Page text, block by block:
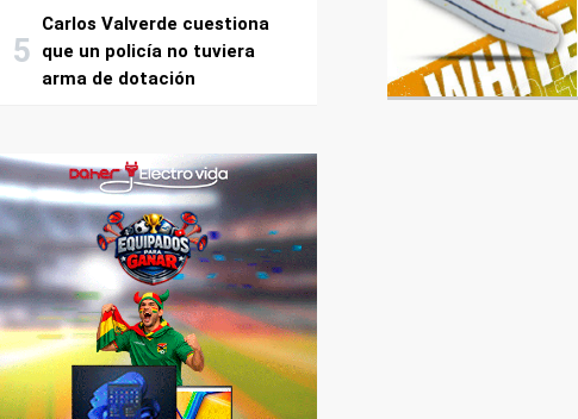
Carlos Valverde cuestiona
que un policía no tuviera
arma de dotación